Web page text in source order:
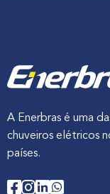
A Enerbras é uma
chuveiros elétricos
países.